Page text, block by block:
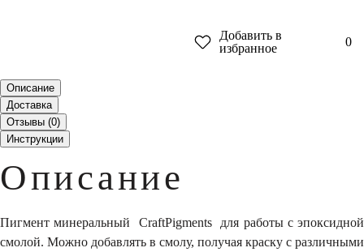
Добавить в
избранное
0
Описание
Доставка
Отзывы (0)
Инструкции
Описание
Пигмент минеральный CraftPigments для работы с эпоксидной
смолой. Можно добавлять в смолу, получая краску с различными